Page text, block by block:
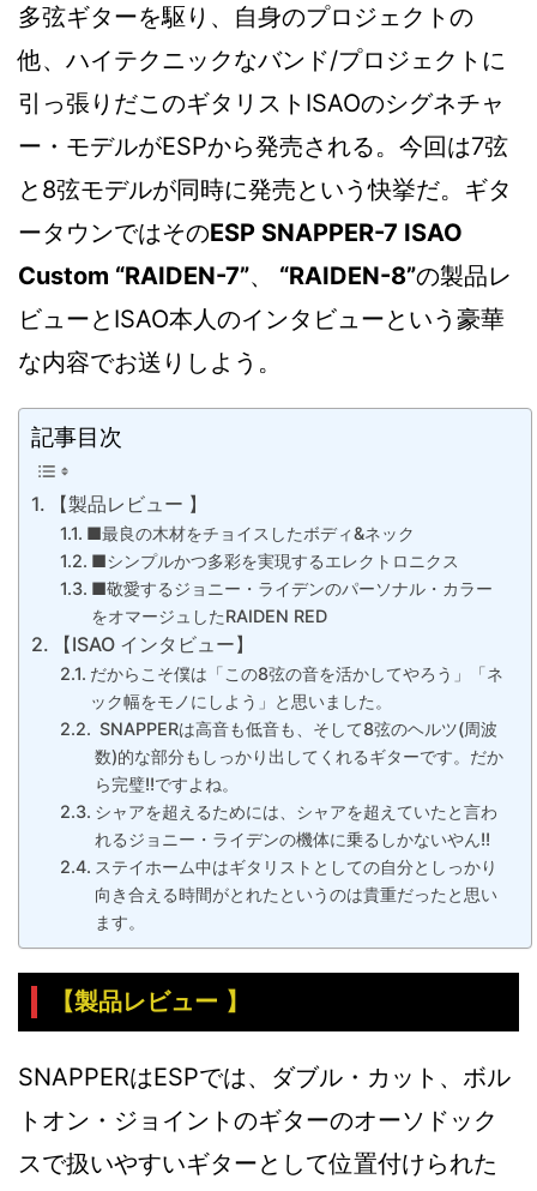
多弦ギターを駆り、自身のプロジェクトの
他、ハイテクニックなバンド/プロジェクトに
引っ張りだこのギタリストISAOのシグネチャ
ー・モデルがESPから発売される。今回は7弦
と8弦モデルが同時に発売という快挙だ。ギタ
ータウンではそのESP SNAPPER-7 ISAO
Custom “RAIDEN-7”、 “RAIDEN-8”の製品レ
ビューとISAO本人のインタビューという豪華
な内容でお送りしよう。
記事目次
【製品レビュー 】
■最良の木材をチョイスしたボディ&ネック
■シンプルかつ多彩を実現するエレクトロニクス
■敬愛するジョニー・ライデンのパーソナル・カラー
をオマージュしたRAIDEN RED
【ISAO インタビュー】
だからこそ僕は「この8弦の音を活かしてやろう」「ネ
ック幅をモノにしよう」と思いました。
SNAPPERは高音も低音も、そして8弦のヘルツ(周波
数)的な部分もしっかり出してくれるギターです。だか
ら完璧!!ですよね。
シャアを超えるためには、シャアを超えていたと言わ
れるジョニー・ライデンの機体に乗るしかないやん!!
ステイホーム中はギタリストとしての自分としっかり
向き合える時間がとれたというのは貴重だったと思い
ます。
【製品レビュー 】
SNAPPERはESPでは、ダブル・カット、ボル
トオン・ジョイントのギターのオーソドック
スで扱いやすいギターとして位置付けられた